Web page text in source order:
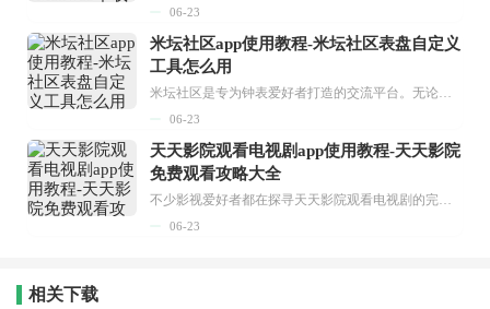
06-23
米坛社区app使用教程-米坛社区表盘自定义
工具怎么用
米坛社区是专为钟表爱好者打造的交流平台。无论你是初涉钟表领域的普通爱好者，还是拥有多年收藏经验的资深玩家，都能在此找到属于自己的天地。 无需注册，就能轻松参与其中。通过专业的讨论论坛与丰富的交互功能，你可与世界各地的钟表爱好者畅快交流。若你钟情于钟表，米坛社区无疑是值得一试的理想之选。在这里，你能获取最新的手表资讯，交流见解，提升鉴赏品味，让每一块手表都成为收藏故事中重要的一部分。感兴趣的朋友，不要错过下载机会。...
06-23
天天影院观看电视剧app使用教程-天天影院
免费观看攻略大全
不少影视爱好者都在探寻天天影院观看电视剧的完整方法，结合最新平台使用规则，本篇新手入门攻略全面讲解观看渠道、检索流程、播放设置以及画面模式调整等实用内容。全文适配手机、电脑等主流设备，步骤简洁易懂，无论是初次使用的新手，还是想要优化观影体验的用户，都能参照内容快速上手，熟练掌握平台各项操作技巧，轻松畅享影视内容。...
06-23
相关下载